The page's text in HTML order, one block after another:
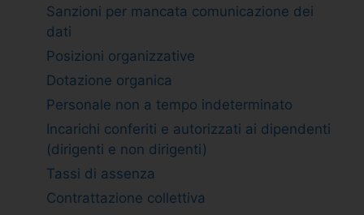
Sanzioni per mancata comunicazione dei
dati
Posizioni organizzative
Dotazione organica
Personale non a tempo indeterminato
Incarichi conferiti e autorizzati ai dipendenti
(dirigenti e non dirigenti)
Tassi di assenza
Contrattazione collettiva